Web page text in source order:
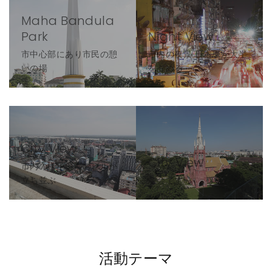
Maha Bandula
Park
市中心部にあり市民の憩
いの場
Night View
市内の夜景 日本車が大半
を占める
City View
市内の様子中層のビルが
立ち並ぶ
City View
教会です
活動テーマ